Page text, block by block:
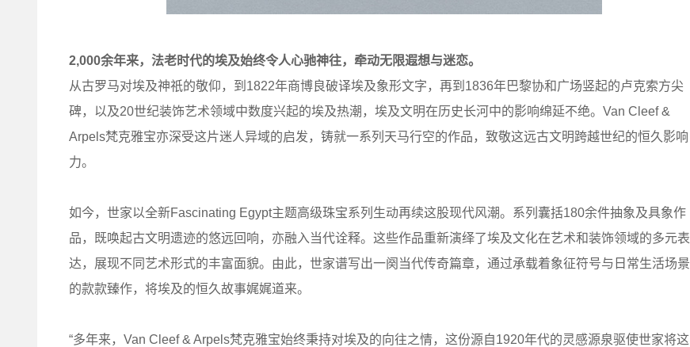
2,000余年来，法老时代的埃及始终令人心驰神往，牵动无限遐想与迷恋。
从古罗马对埃及神祇的敬仰，到1822年商博良破译埃及象形文字，再到1836年巴黎协和广场竖起的卢克索方尖
碑，以及20世纪装饰艺术领域中数度兴起的埃及热潮，埃及文明在历史长河中的影响绵延不绝。Van Cleef &
Arpels梵克雅宝亦深受这片迷人异域的启发，铸就一系列天马行空的作品，致敬这远古文明跨越世纪的恒久影响
力。
如今，世家以全新Fascinating Egypt主题高级珠宝系列生动再续这股现代风潮。系列囊括180余件抽象及具象作
品，既唤起古文明遗迹的悠远回响，亦融入当代诠释。这些作品重新演绎了埃及文化在艺术和装饰领域的多元表
达，展现不同艺术形式的丰富面貌。由此，世家谱写出一阕当代传奇篇章，通过承载着象征符号与日常生活场景
的款款臻作，将埃及的恒久故事娓娓道来。
“多年来，Van Cleef & Arpels梵克雅宝始终秉持对埃及的向往之情，这份源自1920年代的灵感源泉驱使世家将这